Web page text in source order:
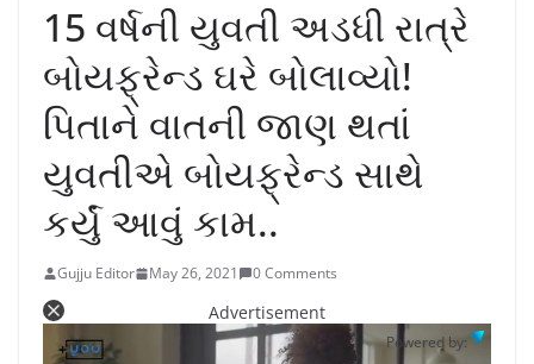
15 વર્ષની યુવતી અડધી રાત્રે
બોયફ્રેન્ડ ઘરે બોલાવ્યો!
પિતાને વાતની જાણ થતાં
યુવતીએ બોયફ્રેન્ડ સાથે
કર્યું આવું કામ..
Gujju Editor May 26, 2021 0 Comments
Advertisement
Powered by: